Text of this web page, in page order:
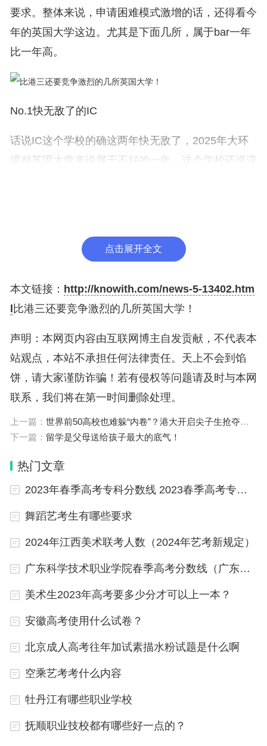
要求。整体来说，申请困难模式激增的话，还得看今
年的英国大学这边。尤其是下面几所，属于bar一年
比一年高。
No.1快无敌了的IC
话说IC这个学校的确这两年快无敌了，2025年大环
境对英国大学来说属于不好的一年，这个学校还逆流
工这个学校今年QS继续压榜第二，属于惊艳了两个
为什么说，IC这个学校今年会比港校这种还要卷？
一是本科这边，ic的本科总体录取比在10%左右，不
分专业录取比在3%左右，这个录取比，相比牛剑都
算压制的。牛剑的总录取比都比这个高点。
外加北美那边STEM专业对中国学生的劝退，很多对
这方面有专业硬核需求的把注意力都交给了IC，IC属
意的一个学校了。吸引值直接被拉满。
更高。除了本身ic是绩点控，外加申请这块尤其是商
学院这种，双非直接都不在list，递交的资格都没有
之外。学校核心都在靠面试筛选学生，而面试的通过
右，今年20%都不到，2026这个申请季，估计还能
再创新低。你所有学术材料和文书都过了要求，会发
现，自己面试直接被卡了。
另外，就是ic是接受defer的学生的，你不只和同一届
学生在战斗，你还在和过去的学生，以及部分有工作
抢，才能把好的名义给传播出来，IC就是这么一种学
点击展开全文
本文链接： http://knowith.com/news-5-13402.htm
比港三还要竞争激烈的几所英国大学！
声明：本网页内容由互联网博主自发贡献，不代表本
站观点，本站不承担任何法律责任。天上不会到馅
饼，请大家谨防诈骗！若有侵权等问题请及时与本网
联系，我们将在第一时间删除处理。
上一篇： 世界前50高校也难躲“内卷”？港大开启尖子生抢夺大战！
下一篇： 留学是父母送给孩子最大的底气！
热门文章
2023年春季高考专科分数线 2023春季高考专科录取分数线
舞蹈艺考生有哪些要求
2024年江西美术联考人数（2024年艺考新规定）
广东科学技术职业学院春季高考分数线（广东番禺职业技术学院春季高考录取线）
美术生2023年高考要多少分才可以上一本？
安徽高考使用什么试卷？
北京成人高考往年加试素描水粉试题是什么啊
空乘艺考考什么内容
牡丹江有哪些职业学校
抚顺职业技校都有哪些好一点的？